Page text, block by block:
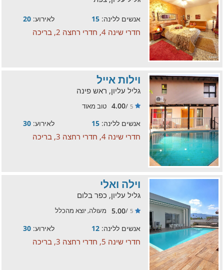
אנשים ללינה: 15 לאירוע: 20
חדרי שינה 4, חדרי רחצה 2, בריכה
וילות אייל
גליל עליון, ראש פינה
5
/
4.00 טוב מאוד
אנשים ללינה: 15 לאירוע: 30
חדרי שינה 4, חדרי רחצה 3, בריכה
וילה ואלי
גליל עליון, כפר בלום
5
/
5.00 מעולה, יוצא מהכלל
אנשים ללינה: 12 לאירוע: 30
חדרי שינה 5, חדרי רחצה 3, בריכה